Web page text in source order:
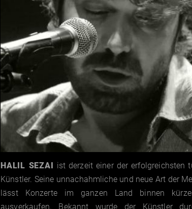
HALIL SEZAI ist derzeit einer der erfolgreichsten
Künstler. Seine unnachahmliche und neue Art der
lässt Konzerte im ganzen Land binnen
ausverkaufen. Bekannt wurde der Künstler